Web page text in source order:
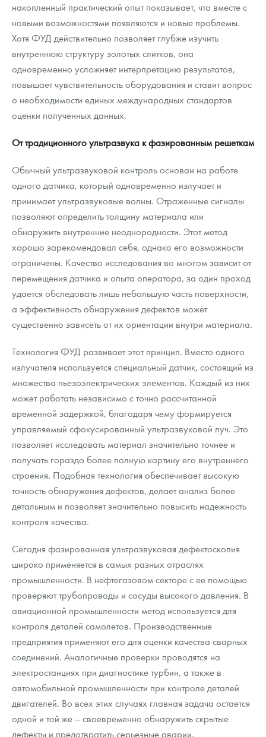
накопленный практический опыт показывает, что вместе с
новыми возможностями появляются и новые проблемы.
Хотя ФУД действительно позволяет глубже изучить
внутреннюю структуру золотых слитков, она
одновременно усложняет интерпретацию результатов,
повышает чувствительность оборудования и ставит вопрос
о необходимости единых международных стандартов
оценки полученных данных.
От традиционного ультразвука к фазированным решеткам
Обычный ультразвуковой контроль основан на работе
одного датчика, который одновременно излучает и
принимает ультразвуковые волны. Отраженные сигналы
позволяют определить толщину материала или
обнаружить внутренние неоднородности. Этот метод
хорошо зарекомендовал себя, однако его возможности
ограничены. Качество исследования во многом зависит от
перемещения датчика и опыта оператора, за один проход
удается обследовать лишь небольшую часть поверхности,
а эффективность обнаружения дефектов может
существенно зависеть от их ориентации внутри материала.
Технология ФУД развивает этот принцип. Вместо одного
излучателя используется специальный датчик, состоящий из
множества пьезоэлектрических элементов. Каждый из них
может работать независимо с точно рассчитанной
временной задержкой, благодаря чему формируется
управляемый сфокусированный ультразвуковой луч. Это
позволяет исследовать материал значительно точнее и
получать гораздо более полную картину его внутреннего
строения. Подобная технология обеспечивает высокую
точность обнаружения дефектов, делает анализ более
детальным и позволяет значительно повысить надежность
контроля качества.
Сегодня фазированная ультразвуковая дефектоскопия
широко применяется в самых разных отраслях
промышленности. В нефтегазовом секторе с ее помощью
проверяют трубопроводы и сосуды высокого давления. В
авиационной промышленности метод используется для
контроля деталей самолетов. Производственные
предприятия применяют его для оценки качества сварных
соединений. Аналогичные проверки проводятся на
электростанциях при диагностике турбин, а также в
автомобильной промышленности при контроле деталей
двигателей. Во всех этих случаях главная задача остается
одной и той же — своевременно обнаружить скрытые
дефекты и предотвратить серьезные аварии.